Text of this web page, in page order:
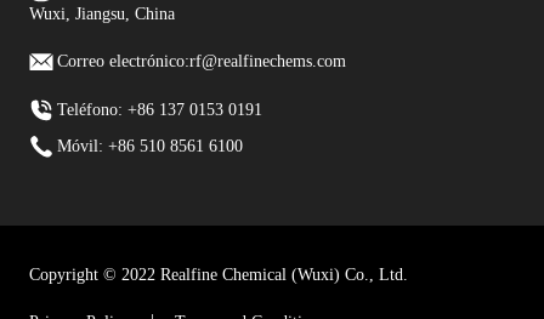
Wuxi, Jiangsu, China
Correo electrónico:rf@realfinechems.com
Teléfono: +86 137 0153 0191
Móvil: +86 510 8561 6100
Copyright © 2022 Realfine Chemical (Wuxi) Co., Ltd.